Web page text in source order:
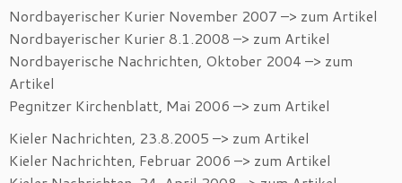
Nordbayerischer Kurier November 2007 –> zum Artikel
Nordbayerischer Kurier 8.1.2008 –> zum Artikel
Nordbayerische Nachrichten, Oktober 2004 –> zum
Artikel
Pegnitzer Kirchenblatt, Mai 2006 –> zum Artikel
Kieler Nachrichten, 23.8.2005 –> zum Artikel
Kieler Nachrichten, Februar 2006 –> zum Artikel